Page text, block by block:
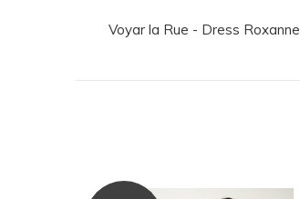
Voyar la Rue - Dress Roxanne